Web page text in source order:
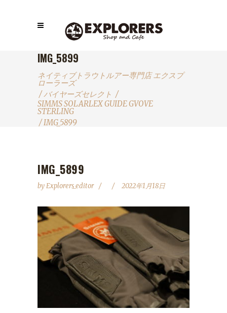
IMG_5899
ネイティブトラウトルアー専門店 エクスプ
ローラーズ
/バイヤーズセレクト /
SIMMS SOLARLEX GUIDE GVOVE
STERLING
/IMG_5899
IMG_5899
byExplorers_editor 2022年1月18日